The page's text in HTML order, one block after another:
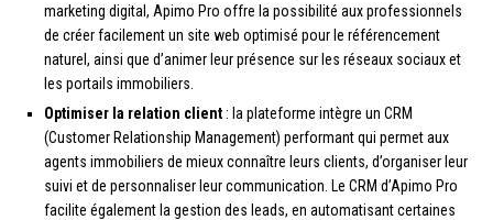
marketing digital, Apimo Pro offre la possibilité aux professionnels
de créer facilement un site web optimisé pour le référencement
naturel, ainsi que d’animer leur présence sur les réseaux sociaux et
les portails immobiliers.
Optimiser la relation client : la plateforme intègre un CRM
(Customer Relationship Management) performant qui permet aux
agents immobiliers de mieux connaître leurs clients, d’organiser leur
suivi et de personnaliser leur communication. Le CRM d’Apimo Pro
facilite également la gestion des leads, en automatisant certaines